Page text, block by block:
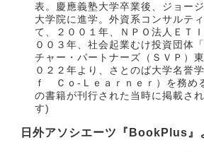
表。慶應義塾大学卒業後、ジョー
大学院に進学。外資系コンサルテ
て、２００１年、ＮＰＯ法人ＥＴ
００３年、社会起業むけ投資団体
チャー・パートナーズ（ＳＶＰ）
０２２年より、さとのば大学名誉
ｆ Ｃｏ‐Ｌｅａｒｎｅｒ）を務め
の書籍が刊行された当時に掲載さ
す)
日外アソシエーツ『BookPlus』